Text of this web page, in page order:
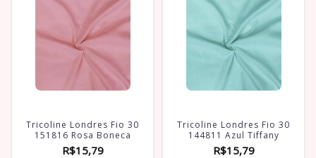
Tricoline Londres Fio 30
151816 Rosa Boneca
R$15,79
Tricoline Londres Fio 30
144811 Azul Tiffany
R$15,79